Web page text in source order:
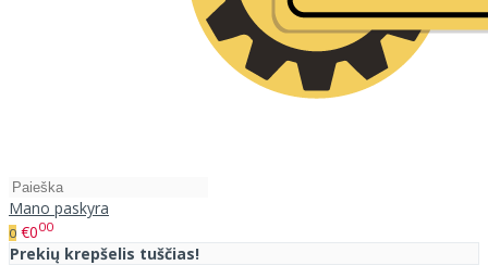
Mano paskyra
0 €000
Prekių krepšelis tuščias!